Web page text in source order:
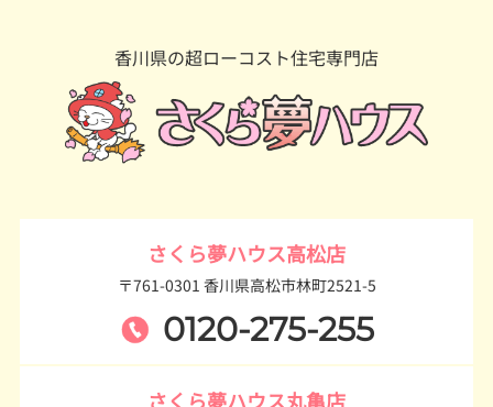
香川県の超ローコスト住宅専門店
さくら夢ハウス高松店
〒761-0301 香川県高松市林町2521-5
0120-275-255
さくら夢ハウス丸亀店